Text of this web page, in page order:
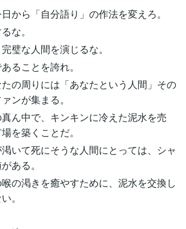
から「自分語り」の作法を変えろ。
な。
璧な人間を演じるな。
ることを誇れ。
の周りには「あなたという人間」その
ンが集まる。
ん中で、キンキンに冷えた泥水を売
を築くことだ。
いて死にそうな人間にとっては、シャ
ある。
の渇きを癒やすために、泥水を交換し
。